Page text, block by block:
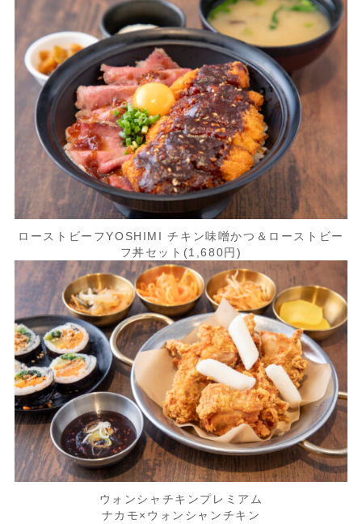
ローストビーフYOSHIMI チキン味噌かつ＆ローストビー
フ丼セット(1,680円)
ウォンシャチキンプレミアム
ナカモ×ウォンシャンチキン